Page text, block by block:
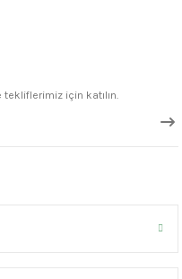
tekliflerimiz için katılın.